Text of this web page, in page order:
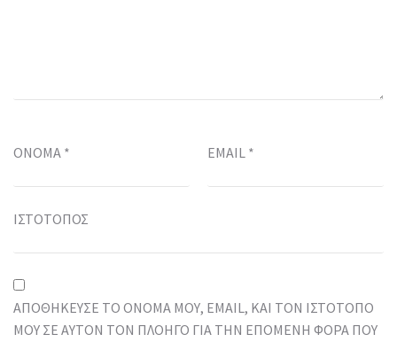
ΌΝΟΜΑ * EMAIL *
ΙΣΤΌΤΟΠΟΣ
ΑΠΟΘΉΚΕΥΣΕ ΤΟ ΌΝΟΜΆ ΜΟΥ, EMAIL, ΚΑΙ ΤΟΝ ΙΣΤΌΤΟΠΟ
ΜΟΥ ΣΕ ΑΥΤΌΝ ΤΟΝ ΠΛΟΗΓΌ ΓΙΑ ΤΗΝ ΕΠΌΜΕΝΗ ΦΟΡΆ ΠΟΥ